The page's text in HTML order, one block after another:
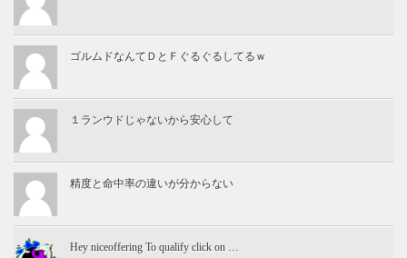
ゴルムドなんてＤとＦぐるぐるしてるｗ
１ランウドじゃないから安心して
精度と命中率の違いが分からない
Hey niceoffering To qualify click on …